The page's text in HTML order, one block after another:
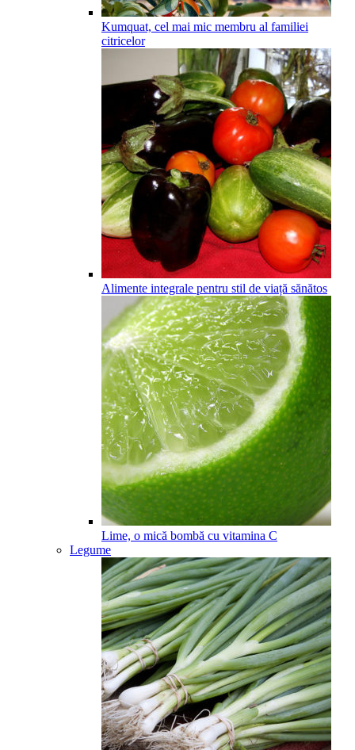
Kumquat, cel mai mic membru al familiei
citricelor
Alimente integrale pentru stil de viață sănătos
Lime, o mică bombă cu vitamina C
Legume